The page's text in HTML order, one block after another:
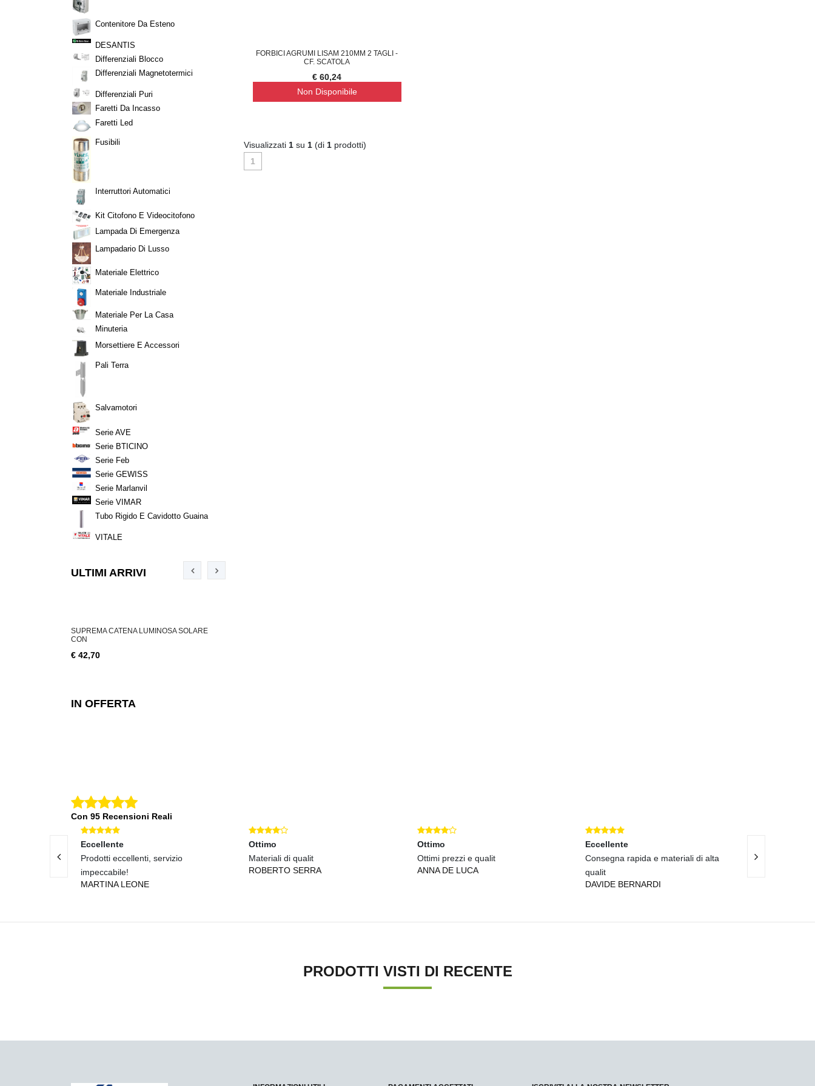
Contenitore Da Esteno
DESANTIS
Differenziali Blocco
Differenziali Magnetotermici
Differenziali Puri
Faretti Da Incasso
Faretti Led
Fusibili
Interruttori Automatici
Kit Citofono E Videocitofono
Lampada Di Emergenza
Lampadario Di Lusso
Materiale Elettrico
Materiale Industriale
Materiale Per La Casa
Minuteria
Morsettiere E Accessori
Pali Terra
Salvamotori
Serie AVE
Serie BTICINO
Serie Feb
Serie GEWISS
Serie Marlanvil
Serie VIMAR
Tubo Rigido E Cavidotto Guaina
VITALE
ULTIMI ARRIVI
SUPREMA CATENA LUMINOSA SOLARE
CON
€ 42,70
IN OFFERTA
FORBICI AGRUMI LISAM 210MM 2 TAGLI -
CF. SCATOLA
€ 60,24
Non Disponibile
Visualizzati 1 su 1 (di 1 prodotti)
1
Con 95 Recensioni Reali
Eccellente
Prodotti eccellenti, servizio
impeccabile!
MARTINA LEONE
Ottimo
Materiali di qualit
ROBERTO SERRA
Ottimo
Ottimi prezzi e qualit
ANNA DE LUCA
Eccellente
Consegna rapida e materiali di alta
qualit
DAVIDE BERNARDI
Tempi di
PRODOTTI VISTI DI RECENTE